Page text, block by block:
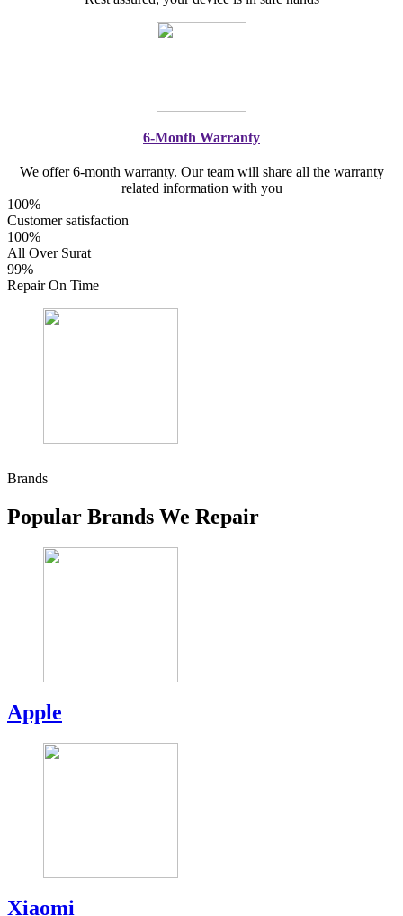
6-Month Warranty
We offer 6-month warranty. Our team will share all the warranty
related information with you
100%
Customer satisfaction
100%
All Over Surat
99%
Repair On Time
Brands
Popular Brands We Repair
Apple
Xiaomi